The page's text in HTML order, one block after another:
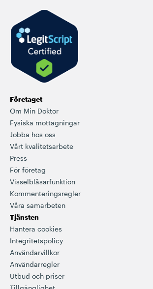
Företaget
Om Min Doktor
Fysiska mottagningar
Jobba hos oss
Vårt kvalitetsarbete
Press
För företag
Visselblåsarfunktion
Kommenteringsregler
Våra samarbeten
Tjänsten
Hantera cookies
Integritetspolicy
Användarvillkor
Användarregler
Utbud och priser